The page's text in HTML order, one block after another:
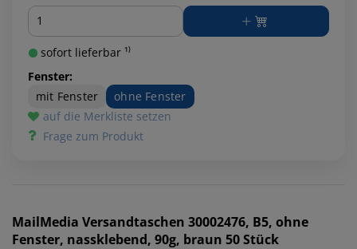
Menge
sofort lieferbar ¹⁾
Fenster:
mit Fenster
ohne Fenster
auf die Merkliste setzen
Frage zum Produkt
MailMedia Versandtaschen 30002476, B5, ohne
Fenster, nassklebend, 90g, braun 50 Stück